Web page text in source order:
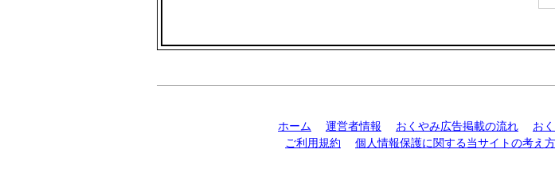
ホーム 運営者情報 おくやみ広告掲載の流れ お
ご利用規約
個人情報保護に関する当サイトの考え方